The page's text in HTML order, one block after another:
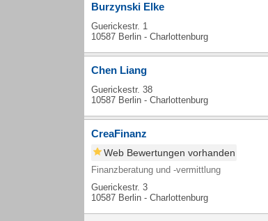
Burzynski Elke
Guerickestr. 1
10587 Berlin - Charlottenburg
Chen Liang
Guerickestr. 38
10587 Berlin - Charlottenburg
CreaFinanz
Web Bewertungen vorhanden
Finanzberatung und -vermittlung
Guerickestr. 3
10587 Berlin - Charlottenburg